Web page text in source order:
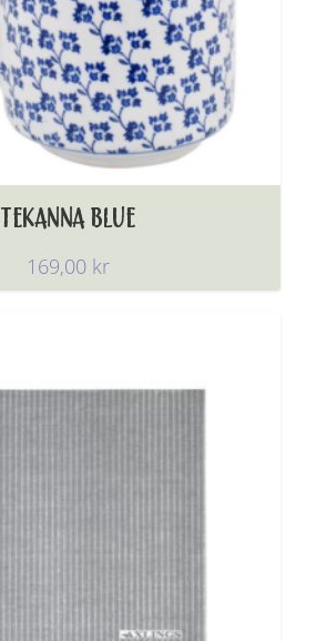
TEKANNA BLUE
169,00 kr